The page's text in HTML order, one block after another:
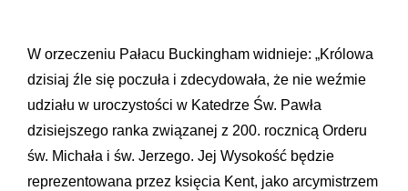
W orzeczeniu Pałacu Buckingham widnieje: „Królowa
dzisiaj źle się poczuła i zdecydowała, że nie weźmie
udziału w uroczystości w Katedrze Św. Pawła
dzisiejszego ranka związanej z 200. rocznicą Orderu
św. Michała i św. Jerzego. Jej Wysokość będzie
reprezentowana przez księcia Kent, jako arcymistrzem